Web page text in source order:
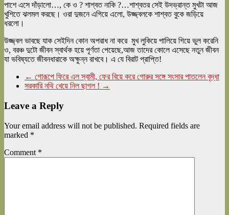
পাশে এসে দাঁড়ালো…, কে ও ? শাশ্বত নাকি ?…শাশ্বতর সেই উদভ্রান্ত মুখটা আজ
খুশিতে ঝলমল করছে। ওরা দুজনে এগিয়ে এলো, উজ্জ্বলকে শাশ্বত বুকে জড়িয়ে
ধরলো।
উজ্জ্বল ভাবছে যাক সেইদিন কোন অ‍পরাধ না করে মুখ লুকিয়ে পালিয়ে গিয়ে ভুল করেনি
ও, বরঞ্চ দুটো জীবন স্বার্থক হয়ে পূর্ণতা পেয়েছে,আজ তাদের কোলে এসেছে নতুন জীবন
যা ভবিষ্যতে জীবনধারাকে অক্ষুন্ন রাখবে। এ যে বিরাট প্রাপ্তি!
← গোরূপে ফিরে এল স্বামী, ফের বিয়ে করে গোরুর সঙ্গে সংসার পাতলেন বৃদ্ধা
সরকারি নথি খেয়ে নিল ছাগল ! →
Leave a Reply
Your email address will not be published. Required fields are
marked *
Comment *